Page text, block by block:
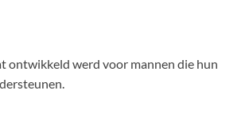
ontwikkeld werd voor mannen die hun